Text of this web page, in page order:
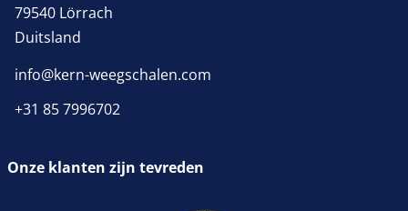
79540 Lörrach
Duitsland
info@kern-weegschalen.com
+31 85 7996702
Onze klanten zijn tevreden